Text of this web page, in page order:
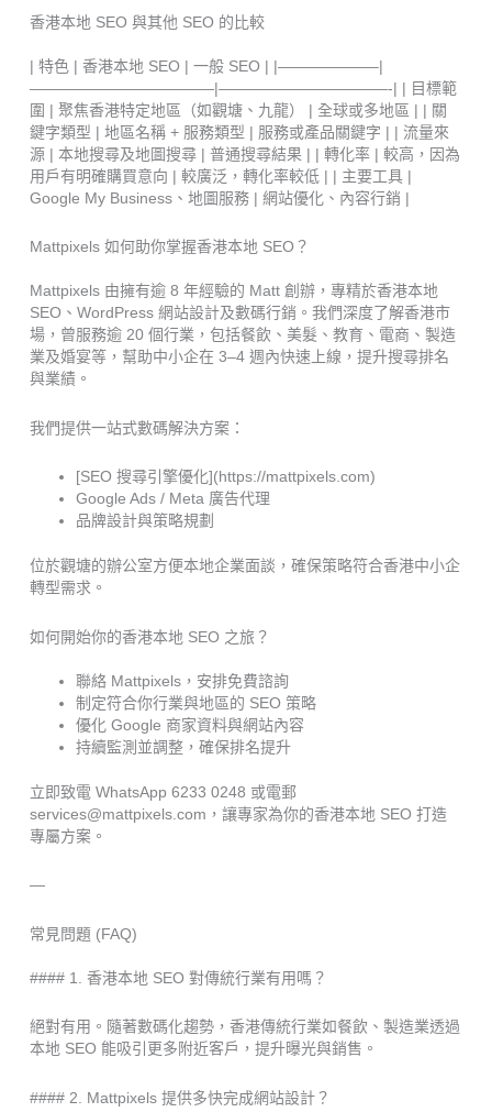
香港本地 SEO 與其他 SEO 的比較
| 特色 | 香港本地 SEO | 一般 SEO | |——————–|
————————————|———————————-| | 目標範
圍 | 聚焦香港特定地區（如觀塘、九龍） | 全球或多地區 | | 關
鍵字類型 | 地區名稱 + 服務類型 | 服務或產品關鍵字 | | 流量來
源 | 本地搜尋及地圖搜尋 | 普通搜尋結果 | | 轉化率 | 較高，因為
用戶有明確購買意向 | 較廣泛，轉化率較低 | | 主要工具 |
Google My Business、地圖服務 | 網站優化、內容行銷 |
Mattpixels 如何助你掌握香港本地 SEO？
Mattpixels 由擁有逾 8 年經驗的 Matt 創辦，專精於香港本地
SEO、WordPress 網站設計及數碼行銷。我們深度了解香港市
場，曾服務逾 20 個行業，包括餐飲、美髮、教育、電商、製造
業及婚宴等，幫助中小企在 3–4 週內快速上線，提升搜尋排名
與業績。
我們提供一站式數碼解決方案：
[SEO 搜尋引擎優化](https://mattpixels.com)
Google Ads / Meta 廣告代理
品牌設計與策略規劃
位於觀塘的辦公室方便本地企業面談，確保策略符合香港中小企
轉型需求。
如何開始你的香港本地 SEO 之旅？
聯絡 Mattpixels，安排免費諮詢
制定符合你行業與地區的 SEO 策略
優化 Google 商家資料與網站內容
持續監測並調整，確保排名提升
立即致電 WhatsApp 6233 0248 或電郵
services@mattpixels.com，讓專家為你的香港本地 SEO 打造
專屬方案。
—
常見問題 (FAQ)
#### 1. 香港本地 SEO 對傳統行業有用嗎？
絕對有用。隨著數碼化趨勢，香港傳統行業如餐飲、製造業透過
本地 SEO 能吸引更多附近客戶，提升曝光與銷售。
#### 2. Mattpixels 提供多快完成網站設計？